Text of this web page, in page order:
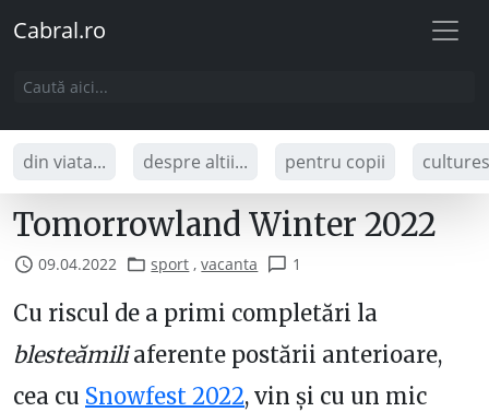
Cabral.ro
din viata... despre altii... pentru copii
Tomorrowland Winter 2022
09.04.2022 sport ,vacanta 1
Cu riscul de a primi completări la
blesteămiliaferente postării anterioare,
cea cu Snowfest 2022, vin și cu un mic